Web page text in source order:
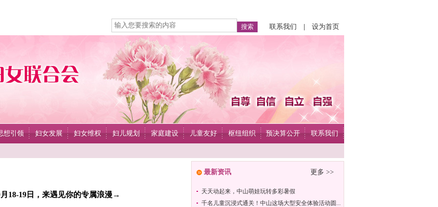
联系我们 设为首页
想引领 妇女发展 妇女维权 妇儿规划 家庭建设 儿童友好 枢纽组织 预决算公开 联系我们
18-19日，来遇见你的专属浪漫→
更多 >>
最新资讯
天天动起来，中山萌娃玩转多彩暑假
千名儿童沉浸式通关！中山这场大型安全体验活动圆...